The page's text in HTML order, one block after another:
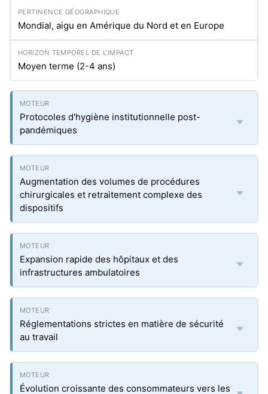
Mondial, aigu en Amérique du Nord et en Europe
Moyen terme (2-4 ans)
Protocoles d'hygiène institutionnelle post-
pandémiques
Augmentation des volumes de procédures
chirurgicales et retraitement complexe des
dispositifs
Expansion rapide des hôpitaux et des
infrastructures ambulatoires
Réglementations strictes en matière de sécurité
au travail
Évolution croissante des consommateurs vers les